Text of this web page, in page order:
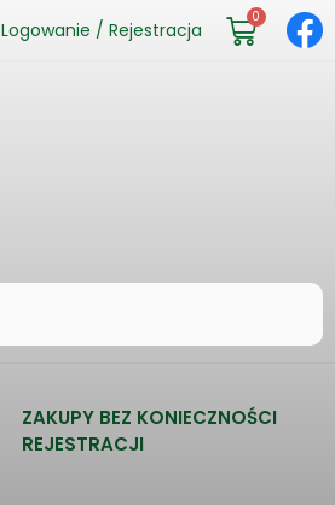
Logowanie / Rejestracja
0
ZAKUPY BEZ KONIECZNOŚCI
REJESTRACJI